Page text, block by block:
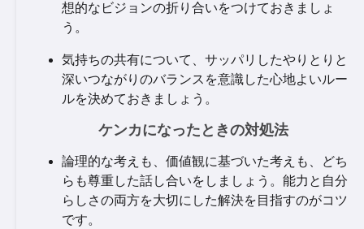
想的なビジョンの折り合いをつけておきましょ
う。
気持ちの共有について、サッパリしたやりとりと
深いつながりのバランスを意識した心地よいルー
ルを決めておきましょう。
ケンカになったときの対処法
論理的な考えも、価値観に基づいた考えも、どち
らも尊重した話し合いをしましょう。能力と自分
らしさの両方を大切にした解決を目指すのがコツ
です。